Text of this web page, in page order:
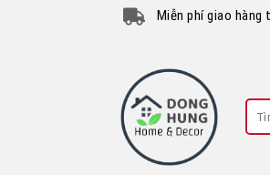
Miễn phí giao hàng
for: